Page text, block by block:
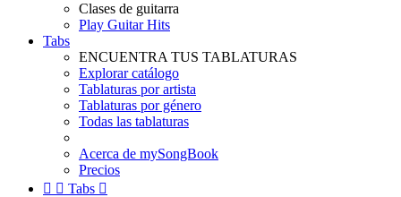
Clases de guitarra
Play Guitar Hits
Tabs
ENCUENTRA TUS TABLATURAS
Explorar catálogo
Tablaturas por artista
Tablaturas por género
Todas las tablaturas
Acerca de mySongBook
Precios
  Tabs 